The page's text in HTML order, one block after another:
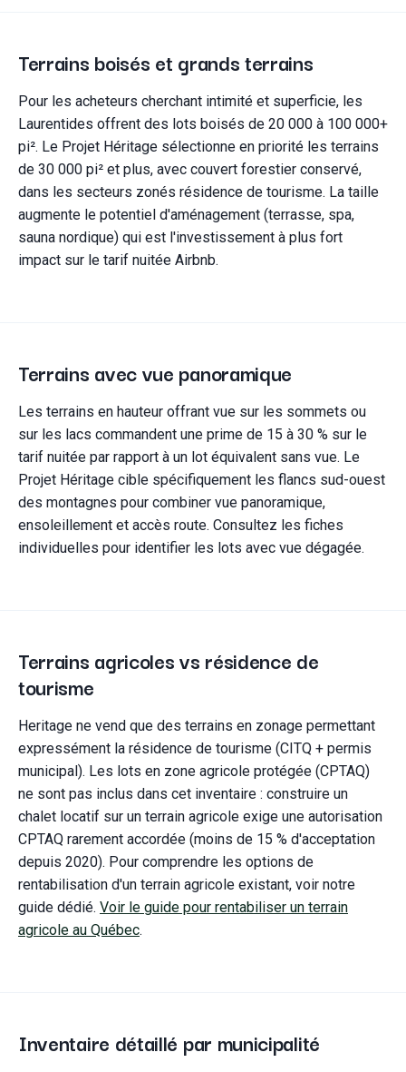
Terrains boisés et grands terrains
Pour les acheteurs cherchant intimité et superficie, les
Laurentides offrent des lots boisés de 20 000 à 100 000+
pi². Le Projet Héritage sélectionne en priorité les terrains
de 30 000 pi² et plus, avec couvert forestier conservé,
dans les secteurs zonés résidence de tourisme. La taille
augmente le potentiel d'aménagement (terrasse, spa,
sauna nordique) qui est l'investissement à plus fort
impact sur le tarif nuitée Airbnb.
Terrains avec vue panoramique
Les terrains en hauteur offrant vue sur les sommets ou
sur les lacs commandent une prime de 15 à 30 % sur le
tarif nuitée par rapport à un lot équivalent sans vue. Le
Projet Héritage cible spécifiquement les flancs sud-ouest
des montagnes pour combiner vue panoramique,
ensoleillement et accès route. Consultez les fiches
individuelles pour identifier les lots avec vue dégagée.
Terrains agricoles vs résidence de
tourisme
Heritage ne vend que des terrains en zonage permettant
expressément la résidence de tourisme (CITQ + permis
municipal). Les lots en zone agricole protégée (CPTAQ)
ne sont pas inclus dans cet inventaire : construire un
chalet locatif sur un terrain agricole exige une autorisation
CPTAQ rarement accordée (moins de 15 % d'acceptation
depuis 2020). Pour comprendre les options de
rentabilisation d'un terrain agricole existant, voir notre
guide dédié. Voir le guide pour rentabiliser un terrain
agricole au Québec.
Inventaire détaillé par municipalité